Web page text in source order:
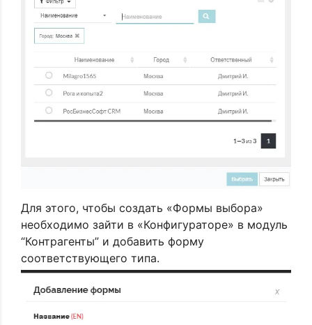
Для этого, чтобы создать «Формы выбора»
необходимо зайти в «Конфигураторе» в модуль
“Контрагенты” и добавить форму
соответствующего типа.